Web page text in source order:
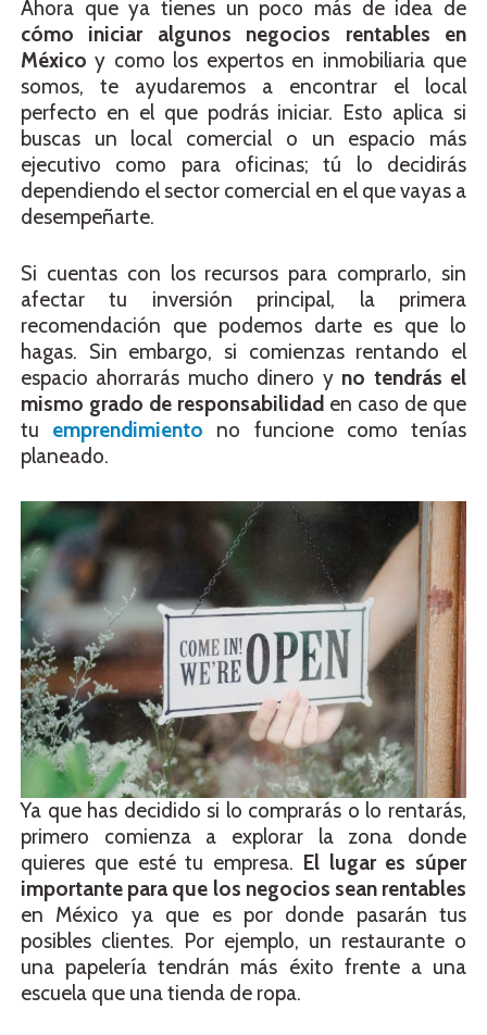
Ahora que ya tienes un poco más de idea de
cómo iniciar algunos negocios rentables en
México y como los expertos en inmobiliaria que
somos, te ayudaremos a encontrar el local
perfecto en el que podrás iniciar. Esto aplica si
buscas un local comercial o un espacio más
ejecutivo como para oficinas; tú lo decidirás
dependiendo el sector comercial en el que vayas a
desempeñarte.
Si cuentas con los recursos para comprarlo, sin
afectar tu inversión principal, la primera
recomendación que podemos darte es que lo
hagas. Sin embargo, si comienzas rentando el
espacio ahorrarás mucho dinero y no tendrás el
mismo grado de responsabilidad en caso de que
tu emprendimiento no funcione como tenías
planeado.
Ya que has decidido si lo comprarás o lo rentarás,
primero comienza a explorar la zona donde
quieres que esté tu empresa. El lugar es súper
importante para que los negocios sean rentables
en México ya que es por donde pasarán tus
posibles clientes. Por ejemplo, un restaurante o
una papelería tendrán más éxito frente a una
escuela que una tienda de ropa.